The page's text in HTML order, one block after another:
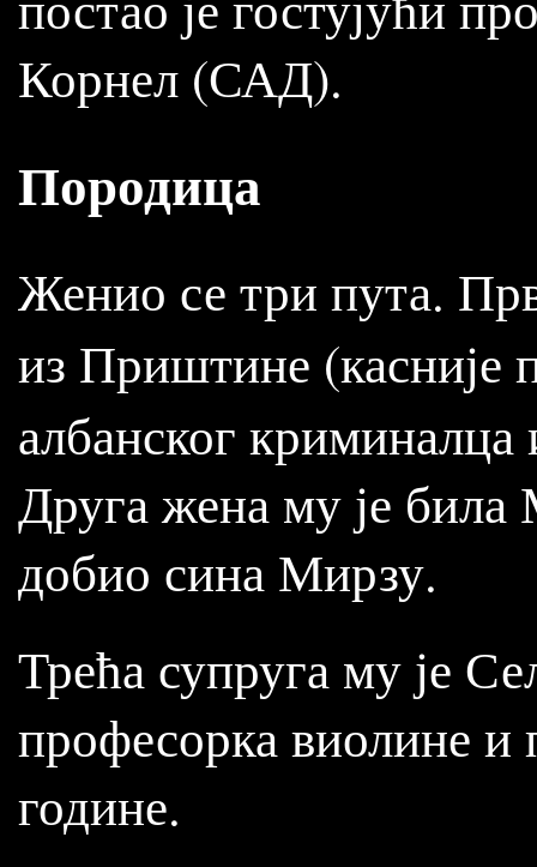
Корнел (САД).
Породица
Женио се три пута.
из Приштине (касније
албанског
Друга жена му је
добио сина Мирзу.
Трећа супруга му је
професорка виолине и
године.